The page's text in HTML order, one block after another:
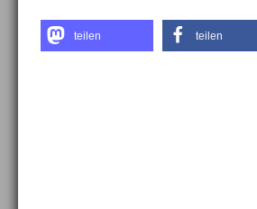
teilen teilen